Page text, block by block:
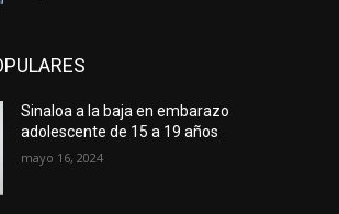
Sinaloa a la baja en embarazo
adolescente de 15 a 19 años
mayo 16, 2024